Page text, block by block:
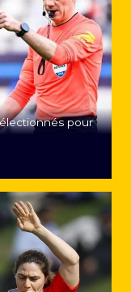
pour